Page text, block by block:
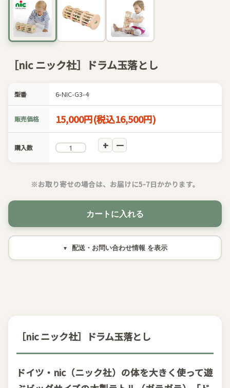
［nic ニック社］ドラム玉落とし
型番 6-NIC-G3-4
販売価格 15,000円(税込16,500円)
購入数
※お取り寄せの場合は、お届けに5-7日かかります。
カートに入れる
配送・お問い合わせ情報
［nic ニック社］ドラム玉落とし
ドイツ・nic（ニック社）の体を大きく使って遊